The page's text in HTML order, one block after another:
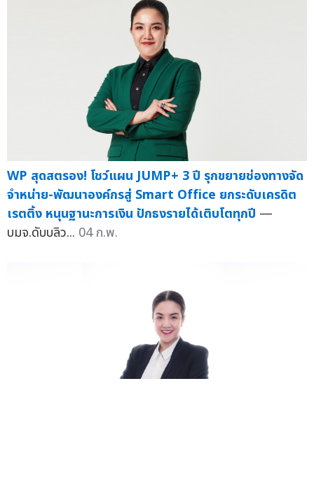
WP สุดสตรอง! โชว์แผน JUMP+ 3 ปี รุกขยายช่องทางจัด
จำหน่าย-พัฒนาองค์กรสู่ Smart Office ยกระดับเครดิต
เรตติ้ง หนุนฐานะการเงิน ปักธงรายได้เติบโตทุกปี —
บมจ.ดับบลิว... 04 ก.พ.